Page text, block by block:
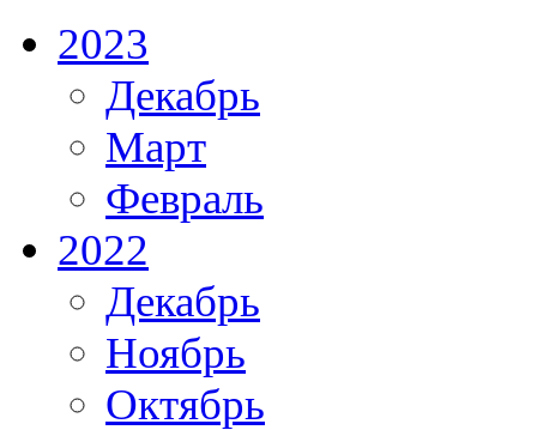
2023
Декабрь
Март
Февраль
2022
Декабрь
Ноябрь
Октябрь